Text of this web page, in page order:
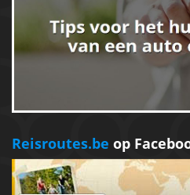
Reisroutes.be op